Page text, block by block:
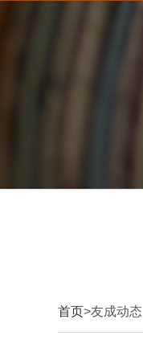
首页>友成动态